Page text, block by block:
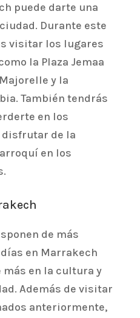
puede darte una
Durante este
visitar los lugares
la Plaza Jemaa
y la
También tendrás
en los
de la
en los
de más
en Marrakech
en la cultura y
Además de visitar
anteriormente,